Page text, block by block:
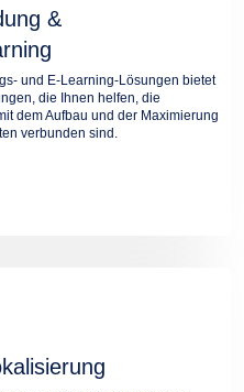
&
und E-Learning-Lösungen bietet
die Ihnen helfen, die
dem Aufbau und der Maximierung
verbunden sind.